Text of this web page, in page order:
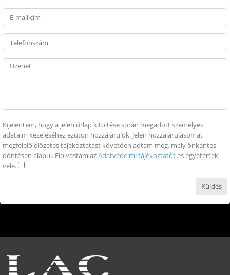
Kijelentem, hogy a jelen űrlap kitöltése során megadott személyes
adataim kezeléséhez ezúton hozzájárulok. Jelen hozzájárulásomat
megfelelő előzetes tájékoztatást követően adtam meg, mely önkéntes
döntésen alapul. Elolvastam azAdatvédelmi tájékoztatótés egyetértek
vele.